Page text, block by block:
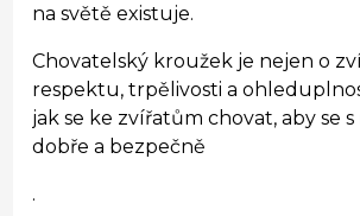
na světě existuje.
Chovatelský kroužek je nejen o
respektu, trpělivosti a
jak se ke zvířatům chovat, aby se
dobře a bezpečně
.